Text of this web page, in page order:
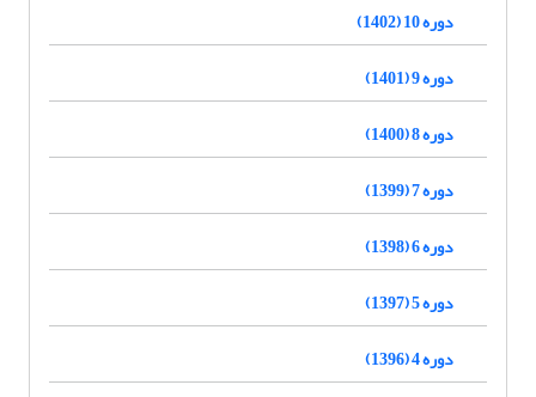
دوره 10 (1402)
دوره 9 (1401)
دوره 8 (1400)
دوره 7 (1399)
دوره 6 (1398)
دوره 5 (1397)
دوره 4 (1396)